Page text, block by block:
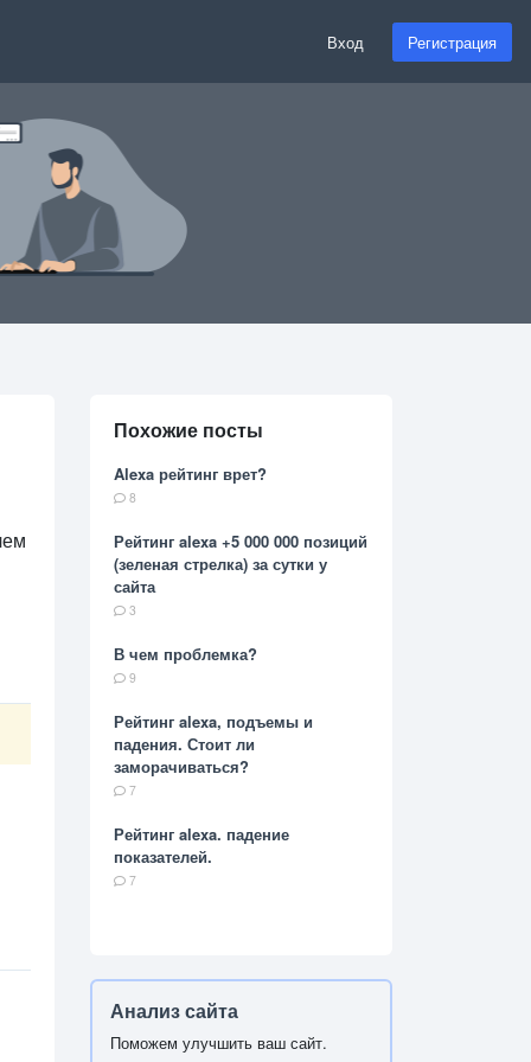
Вход Регистрация
Похожие посты
Alexa рейтинг врет?
8
Рейтинг alexa +5 000 000 позиций
(зеленая стрелка) за сутки у
сайта
3
В чем проблемка?
9
Рейтинг alexa, подъемы и
падения. Стоит ли
заморачиваться?
7
Рейтинг alexa. падение
показателей.
7
Анализ сайта
Поможем улучшить ваш сайт.